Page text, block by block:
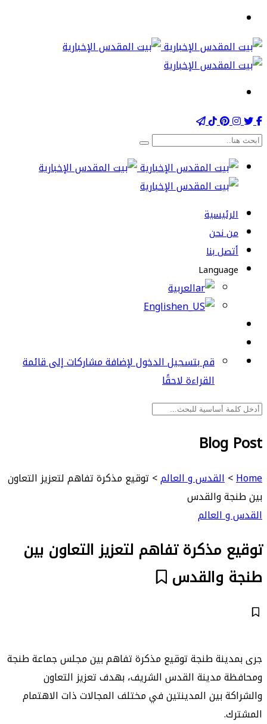
الرئيسية
من نحن
أتصل بنا
Language
العربية
English
قم بتسجيل الدخول لإضافة مشاركات إلى قائمة
القراءة لاحقًا
Blog Post
Home
>القدس و العالم> توقيع مذكرة تفاهم لتعزيز التعاون
بين طنجة والقدس
القدس و العالم
توقيع مذكرة تفاهم لتعزيز التعاون بين
طنجة والقدس
جرى بمدينة طنجة توقيع مذكرة تفاهم بين مجلس جماعة طنجة
ومحافظة مدينة القدس الشريف، بهدف تعزيز التعاون
والشراكة بين المدينتين في مختلف المجالات ذات الاهتمام
المشترك.